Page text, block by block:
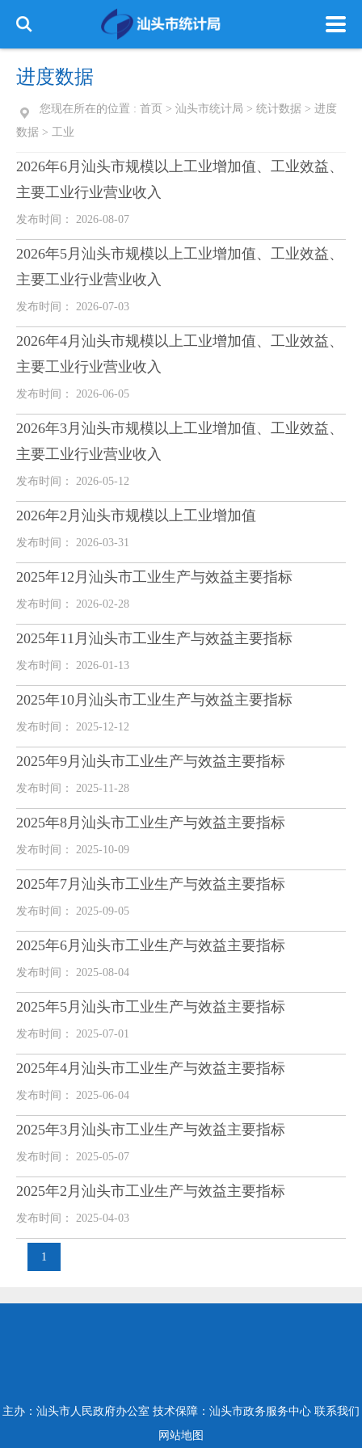
进度数据
您现在所在的位置 : 首页 > 汕头市统计局 > 统计数据 > 进度
数据 > 工业
2026年6月汕头市规模以上工业增加值、工业效益、
主要工业行业营业收入
发布时间： 2026-08-07
2026年5月汕头市规模以上工业增加值、工业效益、
主要工业行业营业收入
发布时间： 2026-07-03
2026年4月汕头市规模以上工业增加值、工业效益、
主要工业行业营业收入
发布时间： 2026-06-05
2026年3月汕头市规模以上工业增加值、工业效益、
主要工业行业营业收入
发布时间： 2026-05-12
2026年2月汕头市规模以上工业增加值
发布时间： 2026-03-31
2025年12月汕头市工业生产与效益主要指标
发布时间： 2026-02-28
2025年11月汕头市工业生产与效益主要指标
发布时间： 2026-01-13
2025年10月汕头市工业生产与效益主要指标
发布时间： 2025-12-12
2025年9月汕头市工业生产与效益主要指标
发布时间： 2025-11-28
2025年8月汕头市工业生产与效益主要指标
发布时间： 2025-10-09
2025年7月汕头市工业生产与效益主要指标
发布时间： 2025-09-05
2025年6月汕头市工业生产与效益主要指标
发布时间： 2025-08-04
2025年5月汕头市工业生产与效益主要指标
发布时间： 2025-07-01
2025年4月汕头市工业生产与效益主要指标
发布时间： 2025-06-04
2025年3月汕头市工业生产与效益主要指标
发布时间： 2025-05-07
2025年2月汕头市工业生产与效益主要指标
发布时间： 2025-04-03
1
主办：汕头市人民政府办公室 技术保障：汕头市政务服务中心 联系我们
网站地图